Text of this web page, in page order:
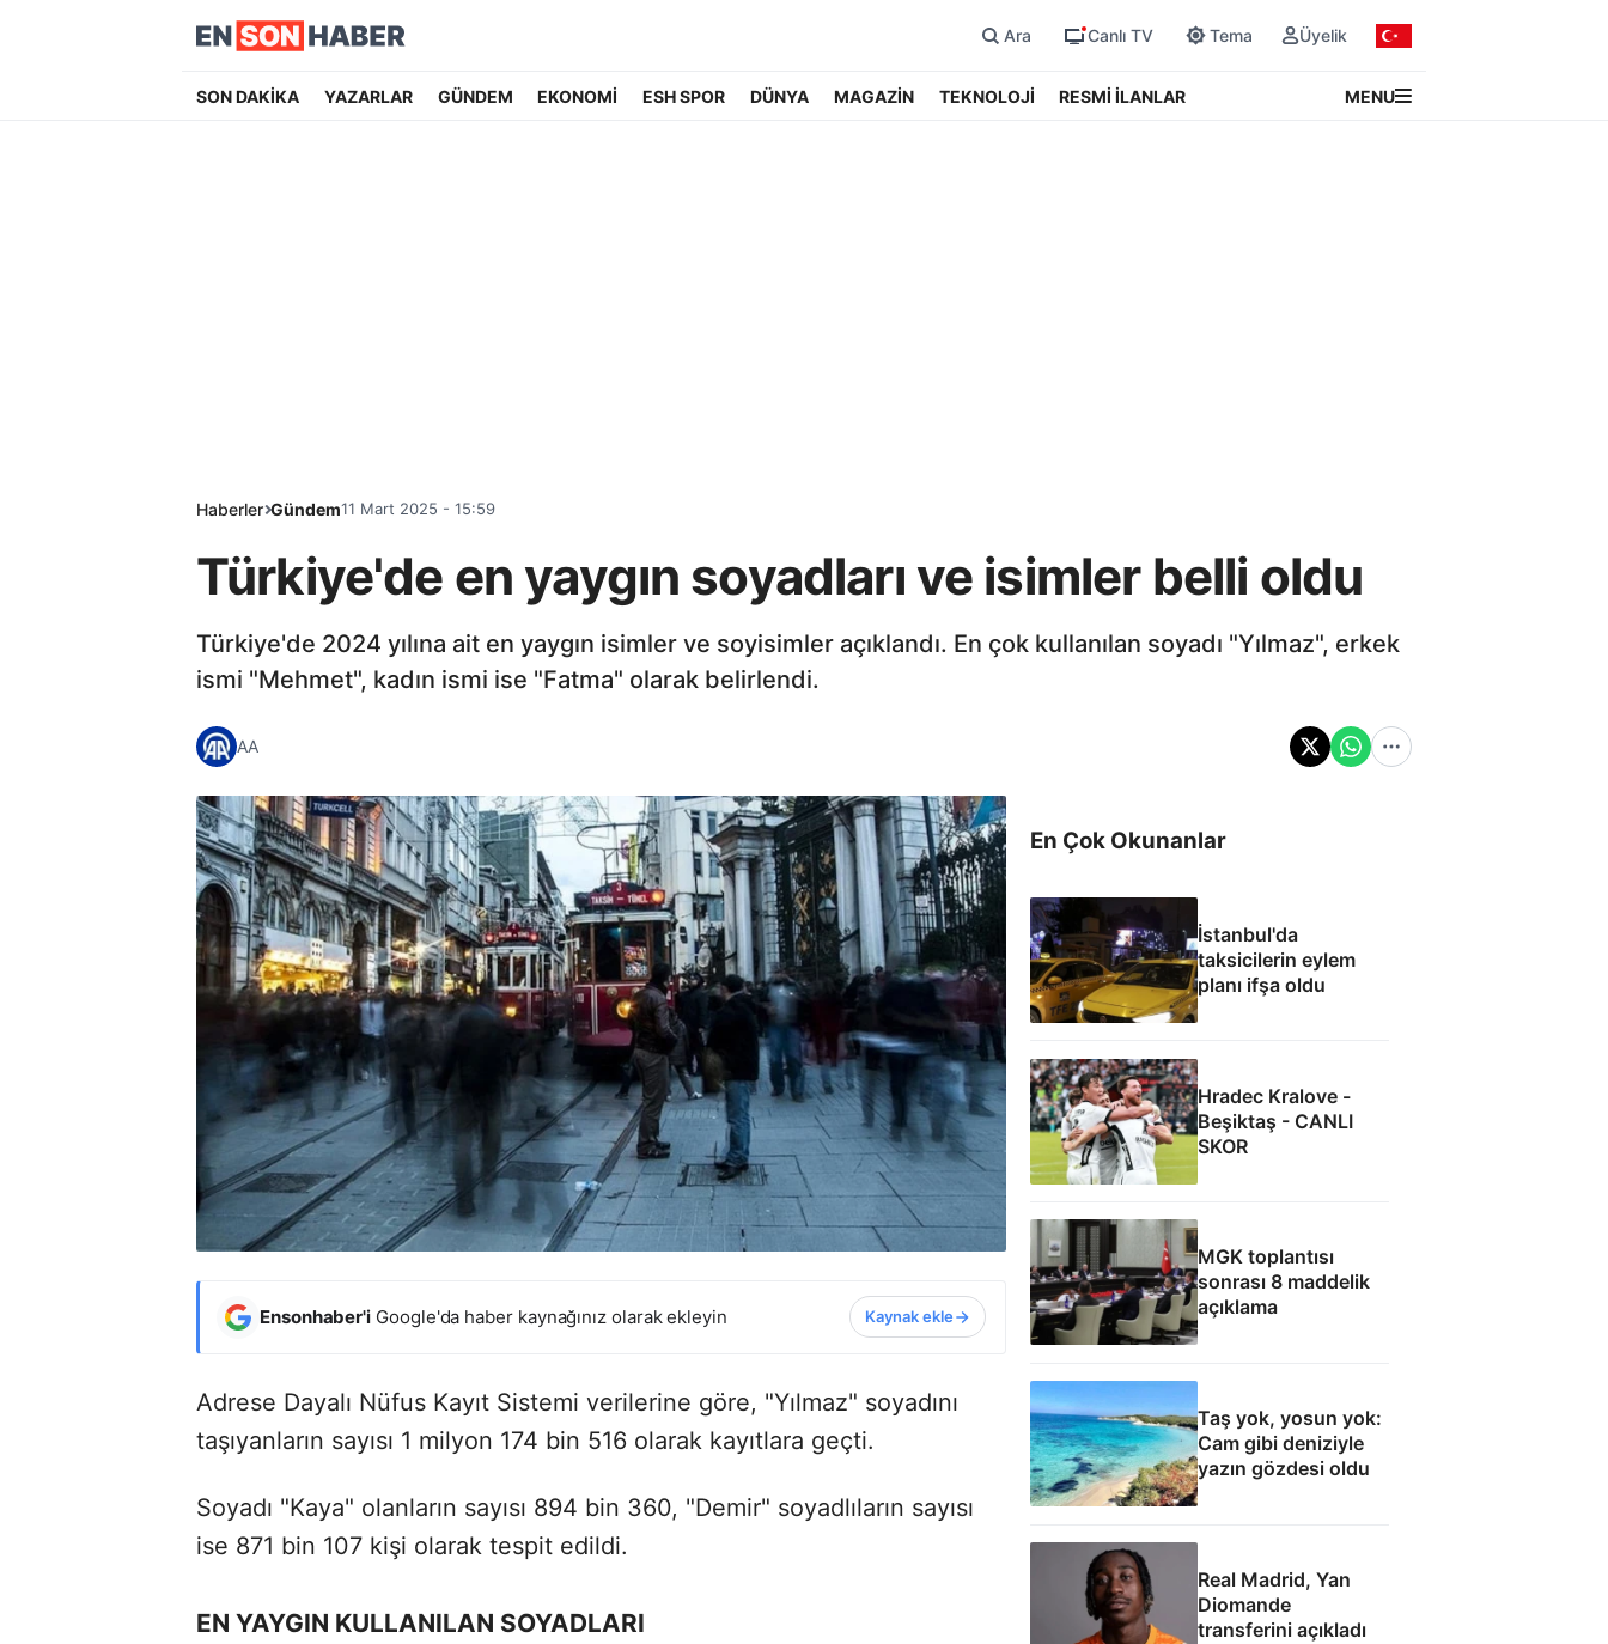
Ara Canlı TV Tema Üyelik
SON DAKİKA YAZARLAR GÜNDEM EKONOMİ ESH SPOR DÜNYA MAGAZİN TEKNOLOJİ RESMİ İLANLAR MENU
Haberler Gündem11 Mart 2025 - 15:59
Türkiye'de en yaygın soyadları ve isimler belli oldu
Türkiye'de 2024 yılına ait en yaygın isimler ve soyisimler açıklandı. En çok kullanılan soyadı "Yılmaz", erkek
ismi "Mehmet", kadın ismi ise "Fatma" olarak belirlendi.
AA
Ensonhaber'i Google'da haber kaynağınız olarak ekleyin Kaynak ekle
Adrese Dayalı Nüfus Kayıt Sistemi verilerine göre, "Yılmaz" soyadını
taşıyanların sayısı 1 milyon 174 bin 516 olarak kayıtlara geçti.
Soyadı "Kaya" olanların sayısı 894 bin 360, "Demir" soyadlıların sayısı
ise 871 bin 107 kişi olarak tespit edildi.
EN YAYGIN KULLANILAN SOYADLARI
En Çok Okunanlar
İstanbul'da
taksicilerin eylem
planı ifşa oldu
Hradec Kralove -
Beşiktaş - CANLI
SKOR
MGK toplantısı
sonrası 8 maddelik
açıklama
Taş yok, yosun yok:
Cam gibi deniziyle
yazın gözdesi oldu
Real Madrid, Yan
Diomande
transferini açıkladı